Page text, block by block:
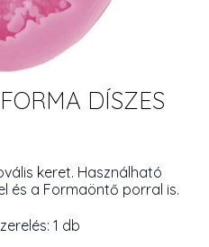
DÍSZES
keret. Használható
és a Formaöntő porral is.
1 db